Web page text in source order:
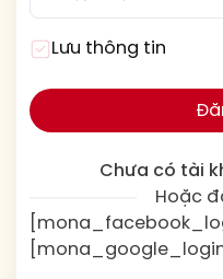
Lưu thông tin
Chưa có tài
Hoặc